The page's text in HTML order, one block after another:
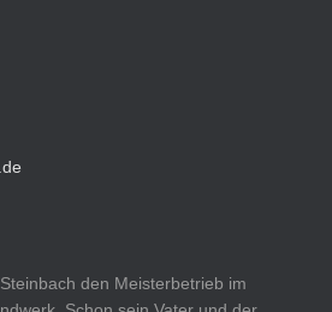
den Meisterbetrieb im